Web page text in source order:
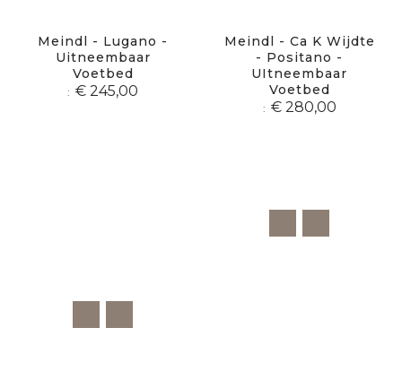
Meindl - Lugano -
Uitneembaar
Voetbed
€ 245,00
Meindl - Ca K Wijdte
- Positano -
UItneembaar
Voetbed
€ 280,00